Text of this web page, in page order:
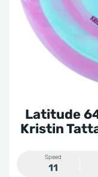
Latitude
Kristin
Speed
11